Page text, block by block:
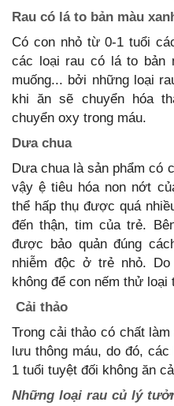
Rau có lá to bản màu
Có con nhỏ từ 0-1 tuổi
các loại rau có lá to bản
muống... bởi những loại
khi ăn sẽ chuyển hóa
chuyển oxy trong máu.
Dưa chua
Dưa chua là sản phẩm có
vậy ệ tiêu hóa non nớt
thể hấp thụ được quá
đến thận, tim của trẻ.
được bảo quản đúng
nhiễm độc ở trẻ nhỏ.
không để con nếm thử loại
Cải thảo
Trong cải thảo có chất
lưu thông máu, do đó,
1 tuổi tuyệt đối không ăn
Những loại rau củ lý